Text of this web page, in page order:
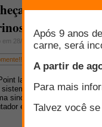
as Palestras
28/08/2007
lançou em março um
sistema, os slides são
sincronizada com a fala
e assista quando